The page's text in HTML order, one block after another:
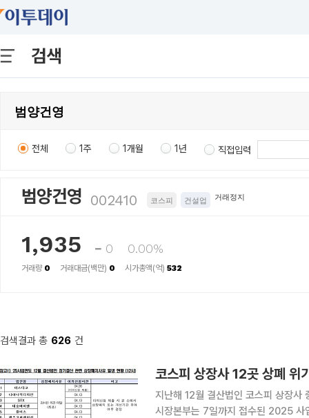
검색
전체 1주 1개월 1년 직접입력
범양건영 002410 코스피 건설업 거래정지
1,935 0 0.00%
거래량 0 거래대금(백만) 0 시가총액(억) 532
검색결과 총 626 건
지난해 12월 결산법인 코스피 상장사 중 12곳이
시장본부는 7일까지 접수된 2025 사